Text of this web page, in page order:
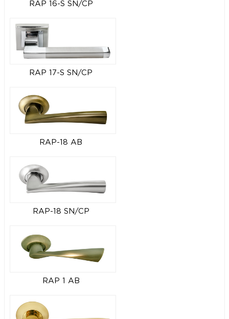
RAP 16-S SN/CP
RAP 17-S SN/CP
RAP-18 AB
RAP-18 SN/CP
RAP 1 AB